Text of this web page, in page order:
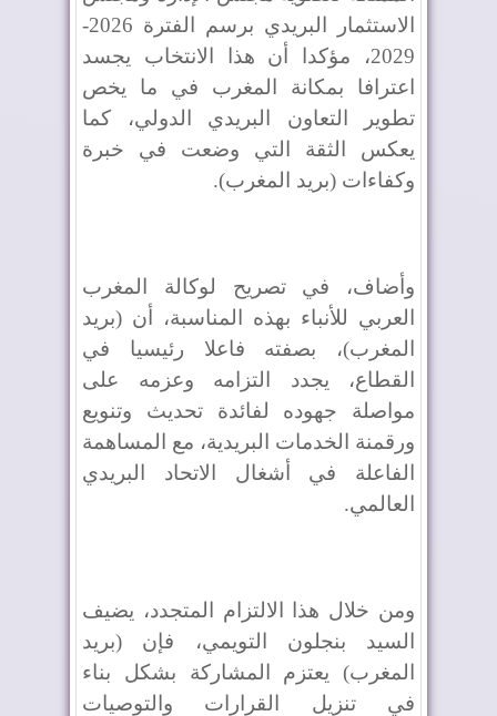
الاستثمار البريدي برسم الفترة 2026-
2029، مؤكدا أن هذا الانتخاب يجسد
اعترافا بمكانة المغرب في ما يخص
تطوير التعاون البريدي الدولي، كما
يعكس الثقة التي وضعت في خبرة
وكفاءات (بريد المغرب).
وأضاف، في تصريح لوكالة المغرب
العربي للأنباء بهذه المناسبة، أن (بريد
المغرب)، بصفته فاعلا رئيسيا في
القطاع، يجدد التزامه وعزمه على
مواصلة جهوده لفائدة تحديث وتنويع
ورقمنة الخدمات البريدية، مع المساهمة
الفاعلة في أشغال الاتحاد البريدي
العالمي.
ومن خلال هذا الالتزام المتجدد، يضيف
السيد بنجلون التويمي، فإن (بريد
المغرب) يعتزم المشاركة بشكل بناء
في تنزيل القرارات والتوصيات